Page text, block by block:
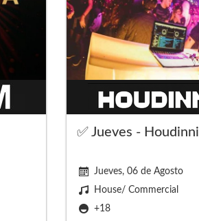
✅ Jueves - Houdinni
Jueves, 06 de Agosto
House/ Commercial
+18